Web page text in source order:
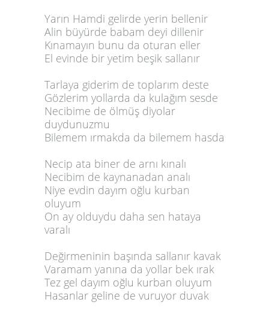
Yarın Hamdi gelirde yerin bellenir
Alin büyürde babam deyi dillenir
Kınamayın bunu da oturan eller
El evinde bir yetim beşik sallanır
Tarlaya giderim de toplarım deste
Gözlerim yollarda da kulağım sesde
Necibime de ölmüş diyolar
duydunuzmu
Bilemem ırmakda da bilemem hasda
Necip ata biner de arnı kınalı
Necibim de kaynanadan analı
Niye evdin dayım oğlu kurban
oluyum
On ay olduydu daha sen hataya
varalı
Değirmeninin başında sallanır kavak
Varamam yanına da yollar bek ırak
Tez gel dayım oğlu kurban oluyum
Hasanlar geline de vuruyor duvak